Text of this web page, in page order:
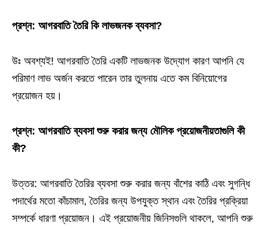
প্রশ্ন: আগরবাতি তৈরি কি লাভজনক ব্যবসা?
উঃ অবশ্যই! আগরবাতি তৈরি একটি লাভজনক উদ্যোগ কারণ আপনি যে
পরিমাণ লাভ অর্জন করতে পারেন তার তুলনায় এতে কম বিনিয়োগের
প্রয়োজন হয়।
প্রশ্ন: আগরবাতি ব্যবসা শুরু করার জন্য মৌলিক প্রয়োজনীয়তাগুলি কী
কী?
উত্তর: আগরবাতি তৈরির ব্যবসা শুরু করার জন্য বাঁশের কাঠি এবং সুগন্ধি
পদার্থের মতো কাঁচামাল, তৈরির জন্য উপযুক্ত স্থান এবং তৈরির প্রক্রিয়া
সম্পর্কে ধারণা প্রয়োজন। এই প্রয়োজনীয় জিনিসগুলি থাকলে, আপনি শুরু